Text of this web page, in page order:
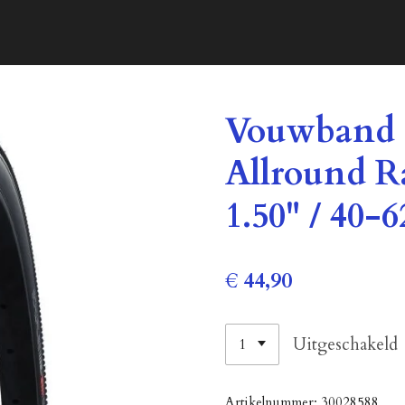
Allround
1.50" / 40-
€ 44,90
Uitgeschakeld